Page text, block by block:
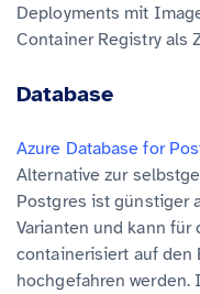
Deployments mit
Container Registry als
Database
Azure Database for
Alternative zur
Postgres ist günstiger
Varianten und kann
containerisiert auf den
hochgefahren